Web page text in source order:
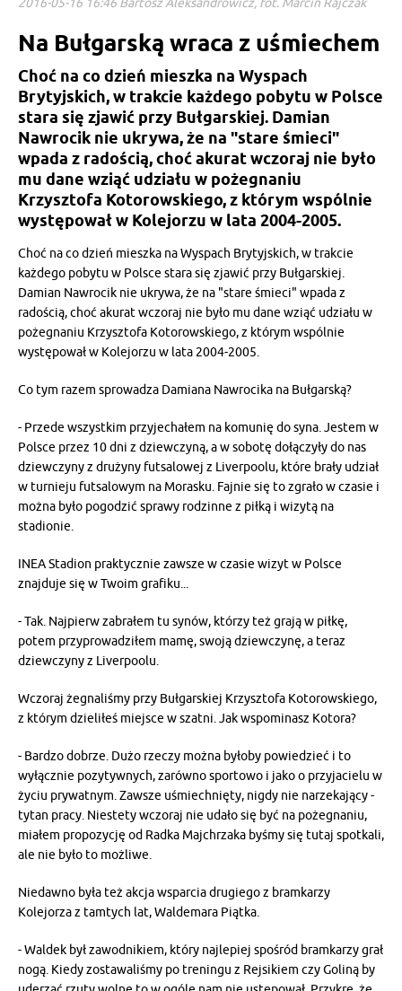
Na Bułgarską wraca z uśmiechem
Choć na co dzień mieszka na Wyspach
Brytyjskich, w trakcie każdego pobytu w Polsce
stara się zjawić przy Bułgarskiej. Damian
Nawrocik nie ukrywa, że na "stare śmieci"
wpada z radością, choć akurat wczoraj nie było
mu dane wziąć udziału w pożegnaniu
Krzysztofa Kotorowskiego, z którym wspólnie
występował w Kolejorzu w lata 2004-2005.
Choć na co dzień mieszka na Wyspach Brytyjskich, w trakcie
każdego pobytu w Polsce stara się zjawić przy Bułgarskiej.
Damian Nawrocik nie ukrywa, że na "stare śmieci" wpada z
radością, choć akurat wczoraj nie było mu dane wziąć udziału w
pożegnaniu Krzysztofa Kotorowskiego, z którym wspólnie
występował w Kolejorzu w lata 2004-2005.
Co tym razem sprowadza Damiana Nawrocika na Bułgarską?
- Przede wszystkim przyjechałem na komunię do syna. Jestem w
Polsce przez 10 dni z dziewczyną, a w sobotę dołączyły do nas
dziewczyny z drużyny futsalowej z Liverpoolu, które brały udział
w turnieju futsalowym na Morasku. Fajnie się to zgrało w czasie i
można było pogodzić sprawy rodzinne z piłką i wizytą na
stadionie.
INEA Stadion praktycznie zawsze w czasie wizyt w Polsce
znajduje się w Twoim grafiku...
- Tak. Najpierw zabrałem tu synów, którzy też grają w piłkę,
potem przyprowadziłem mamę, swoją dziewczynę, a teraz
dziewczyny z Liverpoolu.
Wczoraj żegnaliśmy przy Bułgarskiej Krzysztofa Kotorowskiego,
z którym dzieliłeś miejsce w szatni. Jak wspominasz Kotora?
- Bardzo dobrze. Dużo rzeczy można byłoby powiedzieć i to
wyłącznie pozytywnych, zarówno sportowo i jako o przyjacielu w
życiu prywatnym. Zawsze uśmiechnięty, nigdy nie narzekający -
tytan pracy. Niestety wczoraj nie udało się być na pożegnaniu,
miałem propozycję od Radka Majchrzaka byśmy się tutaj spotkali,
ale nie było to możliwe.
Niedawno była też akcja wsparcia drugiego z bramkarzy
Kolejorza z tamtych lat, Waldemara Piątka.
- Waldek był zawodnikiem, który najlepiej spośród bramkarzy grał
nogą. Kiedy zostawaliśmy po treningu z Rejsikiem czy Goliną by